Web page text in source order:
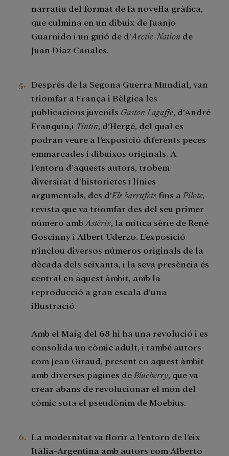
narratiu del format de la novel·la gràfica,
que culmina en un dibuix de Juanjo
Guarnido i un guió de d’Arctic-Nation de
Juan Díaz Canales.
Després de la Segona Guerra Mundial, van
triomfar a França i Bèlgica les
publicacions juvenils Gaston Lagaffe , d’André
Franquin,i Tintin , d’Hergé, del qual es
podran veure a l’exposició diferents peces
emmarcades i dibuixos originals. A
l’entorn d’aquests autors, trobem
diversitat d’historietes i línies
argumentals, des d’Els barrufets fins a Pilote,
revista que va triomfar des del seu primer
número amb Astèrix, la mítica sèrie de René
Goscinny i Albert Uderzo. L’exposició
n’inclou diversos números originals de la
dècada dels seixanta, i la seva presència és
central en aquest àmbit, amb la
reproducció a gran escala d’una
il·lustració.
Amb el Maig del 68 hi ha una revolució i es
consolida un còmic adult, i també autors
com Jean Giraud, present en aquest àmbit
amb diverses pàgines de Blueberry , que va
crear abans de revolucionar el món del
còmic sota el pseudònim de Moebius.
La modernitat va florir a l’entorn de l’eix
Itàlia-Argentina amb autors com Alberto